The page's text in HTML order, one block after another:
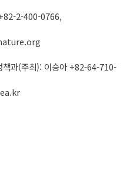
2-400-0766,
책과(주최): 이승아 +82-64-710-